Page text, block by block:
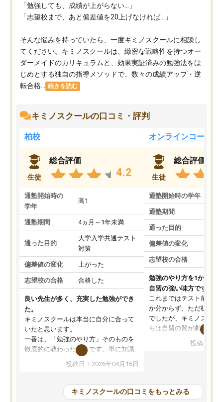
「勉強しても、成績が上がらない…」
「志望校まで、あと偏差値を20上げなければ…」
そんな悩みを持っていたら、一度キミノスクールに相談し
てください。キミノスクールは、緻密な戦略性を持つオー
ダーメイドのカリキュラムと、効果実証済みの勉強法をは
じめとする独自の指導メソッドで、数々の成績アップ・逆
転合格...
続きを読む
キミノスクールの口コミ・評判
柏校
生徒
総合評価
4.2
通塾開始時の
学年
高1
通塾期間 4ヵ月～1年未満
通った目的
大学入学共通テスト
対策
偏差値の変化 上がった
志望校の合格 合格した
良い先生が多く、充実した勉強ができ
た。
キミノスクールは本当に自分に合って
いたと思います。
一番は、「勉強のやり方」そのものを
徹底的に教わったことです。単に知識
を詰め込むのではなく、自学自習の習
慣が身につくよう並走してくれるの
はなくなりました。
投稿日：2026年04月16日
オンラインコース
生徒
総合評価
通塾開始時の学年
通塾期間
通った目的
偏差値の変化
志望校の合格
勉強のやり方を1から教
自習の強い味方です。
これまではテスト前に何
か分からず、ただ机に座
でしたが、キミノスクー
らは自習の質が劇的に変
を明確にしてくれるの
の仕方をコーチングして
ルなので、家での学習習
投稿日：
キミノスクールの口コミをもっとみる